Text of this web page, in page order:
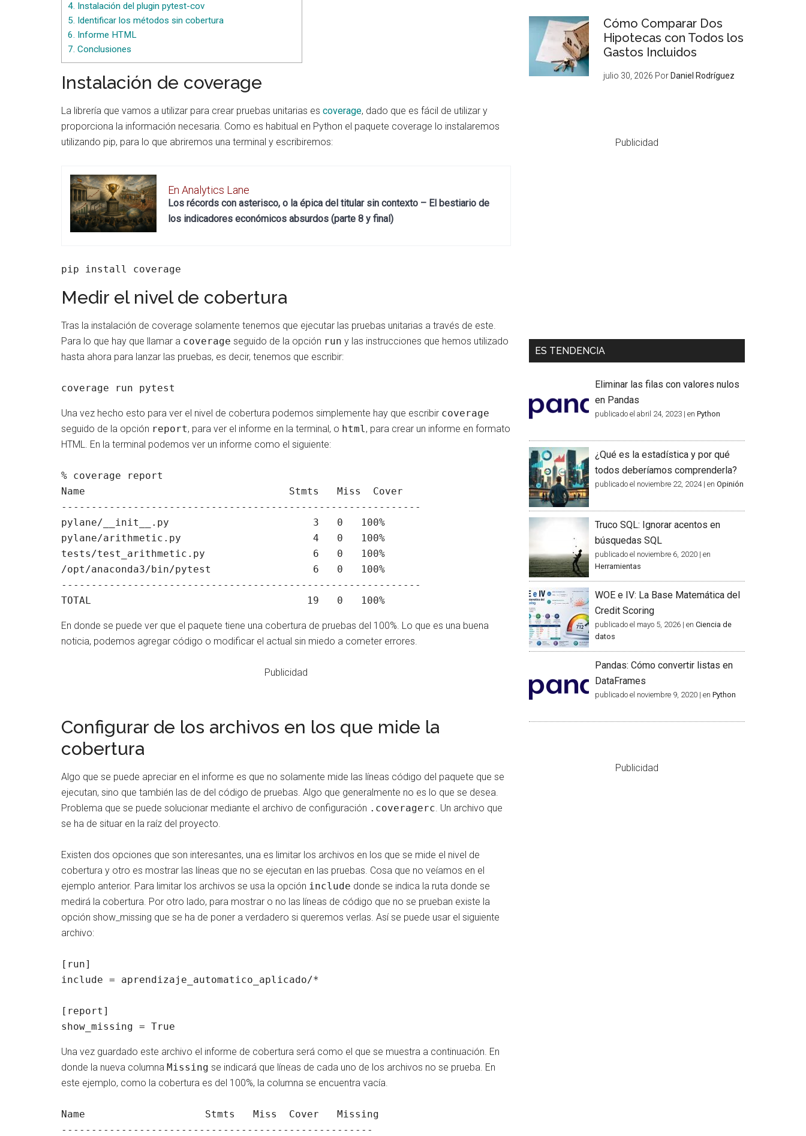
4. Instalación del plugin pytest-cov
5. Identificar los métodos sin cobertura
6. Informe HTML
7. Conclusiones
Instalación de coverage
La librería que vamos a utilizar para crear pruebas unitarias es coverage, dado que es fácil de utilizar y
proporciona la información necesaria. Como es habitual en Python el paquete coverage lo instalaremos
utilizando pip, para lo que abriremos una terminal y escribiremos:
En Analytics Lane
Los récords con asterisco, o la épica del titular sin contexto – El bestiario de
los indicadores económicos absurdos (parte 8 y final)
pip install coverage
Medir el nivel de cobertura
Tras la instalación de coverage solamente tenemos que ejecutar las pruebas unitarias a través de este.
Para lo que hay que llamar a coverage seguido de la opción run y las instrucciones que hemos utilizado
hasta ahora para lanzar las pruebas, es decir, tenemos que escribir:
coverage run pytest
Una vez hecho esto para ver el nivel de cobertura podemos simplemente hay que escribir coverage
seguido de la opción report, para ver el informe en la terminal, o html, para crear un informe en formato
HTML. En la terminal podemos ver un informe como el siguiente:
% coverage report
Name                                  Stmts   Miss  Cover
------------------------------------------------------------
pylane/__init__.py                        3   0   100%
pylane/arithmetic.py                      4   0   100%
tests/test_arithmetic.py                  6   0   100%
/opt/anaconda3/bin/pytest                 6   0   100%
------------------------------------------------------------
En donde se puede ver que el paquete tiene una cobertura de pruebas del 100%. Lo que es una buena
noticia, podemos agregar código o modificar el actual sin miedo a cometer errores.
Publicidad
Configurar de los archivos en los que mide la
cobertura
Algo que se puede apreciar en el informe es que no solamente mide las líneas código del paquete que se
ejecutan, sino que también las de del código de pruebas. Algo que generalmente no es lo que se desea.
Problema que se puede solucionar mediante el archivo de configuración .coveragerc. Un archivo que
se ha de situar en la raíz del proyecto.
Existen dos opciones que son interesantes, una es limitar los archivos en los que se mide el nivel de
cobertura y otro es mostrar las líneas que no se ejecutan en las pruebas. Cosa que no veíamos en el
ejemplo anterior. Para limitar los archivos se usa la opción include donde se indica la ruta donde se
medirá la cobertura. Por otro lado, para mostrar o no las líneas de código que no se prueban existe la
opción show_missing que se ha de poner a verdadero si queremos verlas. Así se puede usar el siguiente
archivo:
[run]
include = aprendizaje_automatico_aplicado/*
[report]
show_missing = True
Una vez guardado este archivo el informe de cobertura será como el que se muestra a continuación. En
donde la nueva columna Missing se indicará que líneas de cada uno de los archivos no se prueba. En
este ejemplo, como la cobertura es del 100%, la columna se encuentra vacía.
Name               	Stmts   Miss  Cover   Missing
----------------------------------------------------
Cómo Comparar Dos
Hipotecas con Todos los
Gastos Incluidos
julio 30, 2026 Por Daniel Rodríguez
Publicidad
ES TENDENCIA
Eliminar las filas con valores nulos
en Pandas
publicado el abril 24, 2023 | en Python
¿Qué es la estadística y por qué
todos deberíamos comprenderla?
publicado el noviembre 22, 2024| en Opinión
Truco SQL: Ignorar acentos en
búsquedas SQL
publicado el noviembre 6, 2020 | en
Herramientas
WOE e IV: La Base Matemática del
Credit Scoring
publicado el mayo 5, 2026 | en Ciencia de
datos
Pandas: Cómo convertir listas en
DataFrames
publicado el noviembre 9, 2020 | en Python
Publicidad